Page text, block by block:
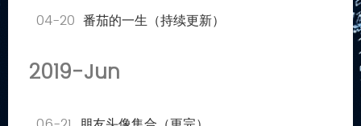
04-20 番茄的一生（持续更新）
2019-Jun